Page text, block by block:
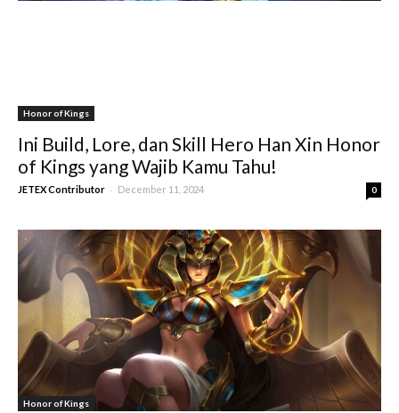
Honor of Kings
Ini Build, Lore, dan Skill Hero Han Xin Honor
of Kings yang Wajib Kamu Tahu!
JETEX Contributor - December 11, 2024 0
Honor of Kings